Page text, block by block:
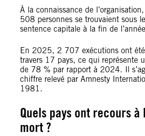
À la connaissance de
508 personnes se trouvaient sous
sentence capitale à la fin de
En 2025, 2 707 exécutions ont été
travers 17 pays, ce qui représente
de 78 % par rapport à 2024. Il
chiffre relevé par Amnesty
1981.
Quels pays ont recours à
mort ?